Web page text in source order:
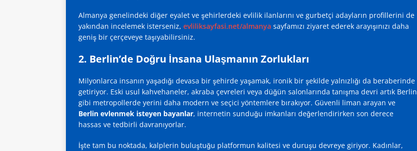
Almanya genelindeki diğer eyalet ve şehirlerdeki evlilik ilanlarını ve gurbetçi adayların profillerini de
yakından incelemek isterseniz, evliliksayfasi.net/almanya sayfamızı ziyaret ederek arayışınızı daha
geniş bir çerçeveye taşıyabilirsiniz.
2. Berlin’de Doğru İnsana Ulaşmanın Zorlukları
Milyonlarca insanın yaşadığı devasa bir şehirde yaşamak, ironik bir şekilde yalnızlığı da beraberinde
getiriyor. Eski usul kahvehaneler, akraba çevreleri veya düğün salonlarında tanışma devri artık Berlin
gibi metropollerde yerini daha modern ve seçici yöntemlere bırakıyor. Güvenli liman arayan ve
Berlin evlenmek isteyen bayanlar, internetin sunduğu imkanları değerlendirirken son derece
hassas ve tedbirli davranıyorlar.
İşte tam bu noktada, kalplerin buluştuğu platformun kalitesi ve duruşu devreye giriyor. Kadınlar,